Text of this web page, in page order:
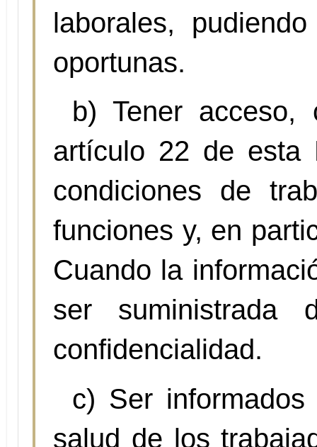
laborales,
oportunas.
b) Tener
artículo 22 de esta
condiciones de
funciones y, en
Cuando la
ser
confidencialidad.
c) Ser
salud de los